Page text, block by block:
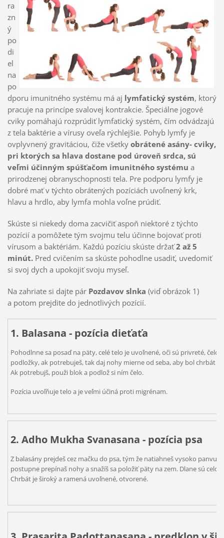
ra
zn
ý
po
di
el
na
po
dporu imunitného systému má aj lymfatický systém, ktorý
pracuje na princípe svalovej kontrakcie. Špeciálne jogové
cviky pomáhajú rozprúdiť lymfatický systém, čím odvádzajú
z tela baktérie a vírusy oveľa rýchlejšie. Pohyb lymfy je
ovplyvnený gravitáciou, čiže všetky obrátené asány- cviky,
pri ktorých sa hlava dostane pod úroveň srdca, sú
veľmi účinným spúšťačom imunitného systému a
prirodzenej obranyschopnosti tela. Pre podporu lymfy je
dobré mať v týchto obrátených pozíciách uvoľnený krk,
hlavu a hrdlo, aby lymfa mohla voľne prúdiť.
Skúste si niekedy doma zacvičiť aspoň niektoré z týchto
pozícií a pomôžete tým svojmu telu účinne bojovať proti
vírusom a baktériám. Každú pozíciu skúste držať2 až 5
minút.Pred cvičením sa skúste pohodlne usadiť, uvedomiť
si svoj dych a upokojiť svoju myseľ.
Na zahriate si dajte pár Pozdavov slnka (viď obrázok 1)
a potom prejdite do jednotlivých pozícií.
1. Balasana - pozícia dieťaťa
Pohodlnne sa posaď na päty, celé telo je uvoľnené, oči sú privreté, čelo
podložky, ak potrebuješ, tak daj nohy mierne od seba, aby bol chrbát
Ak potrebujš, použi blok a podlož si ním čelo.
Pozícia uvoľňuje telo a je veľmi účiná proti migrénam.
2. Adho Mukha Svanasana - pozícia psa
Z balasány prejdeš cez mačku do psa, tým že natiahneš vysoko panvu,
postupne prepínaš nohy a snažíš sa položiť päty na zem. Dlane sú
Chrbát je široký a ramená uvoľnené, otvorené.